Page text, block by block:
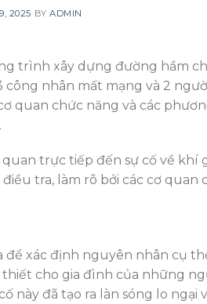
2025 BYADMIN
trình xây dựng đường hầm
nhân mất mạng và 2
quan chức năng và các
trực tiếp đến sự cố về khí
tra, làm rõ bởi các cơ quan
xác định nguyên nhân cụ
cho gia đình của những
này đã tạo ra làn sóng lo ngại